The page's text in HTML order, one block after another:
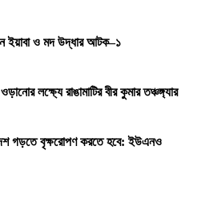
ইয়াবা ও মদ উদ্ধার আটক–১
লক্ষ্যে রাঙামাটির বীর কুমার তঞ্চঙ্গ্যার
গড়তে বৃক্ষরোপণ করতে হবে: ইউএনও